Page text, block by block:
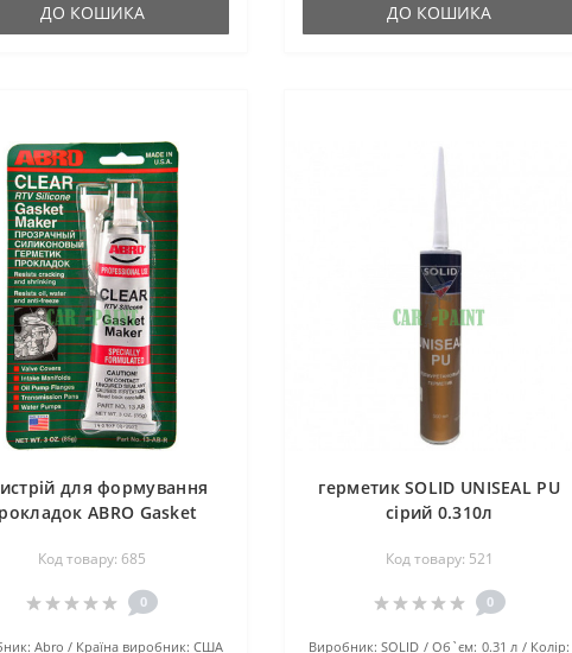
ДО КОШИКА ДО КОШИКА
для формування
ABRO Gasket
Код товару: 685
0
Abro Країна виробник: США
герметик SOLID UNISEAL РU
сірий 0.310л
Код товару: 521
0
Виробник: SOLID Об`єм: 0.31 л
Колір: